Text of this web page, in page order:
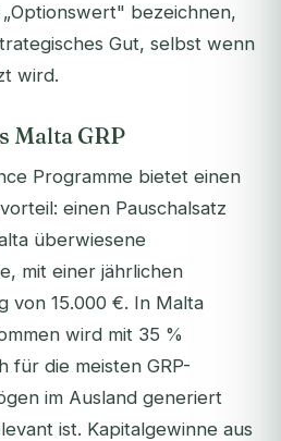
bezeichnen,
Gut, selbst wenn
wird.
Malta GRP
Programme bietet einen
einen Pauschalsatz
überwiesene
mit einer jährlichen
von 15.000 €. In Malta
wird mit 35 %
für die meisten GRP-
im Ausland generiert
ist. Kapitalgewinne aus